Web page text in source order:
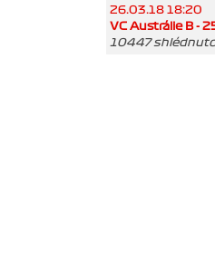
26.03.18 18:20
VC Austrálie B -
10447